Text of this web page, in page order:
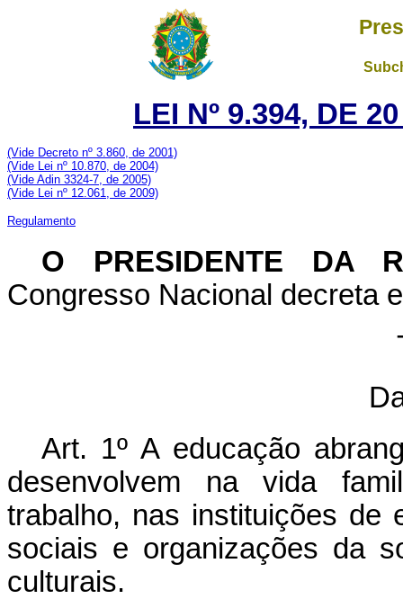
LEI Nº 9.394, DE
(Vide Decreto nº 3.860, de 2001)
(Vide Lei nº 10.870, de 2004)
(Vide Adin 3324-7, de 2005)
(Vide Lei nº 12.061, de 2009)
Regulamento
O PRESIDENTE DA
Congresso Nacional decreta
Art. 1º A educação
desenvolvem na vida
trabalho, nas instituições de
sociais e organizações da
culturais.